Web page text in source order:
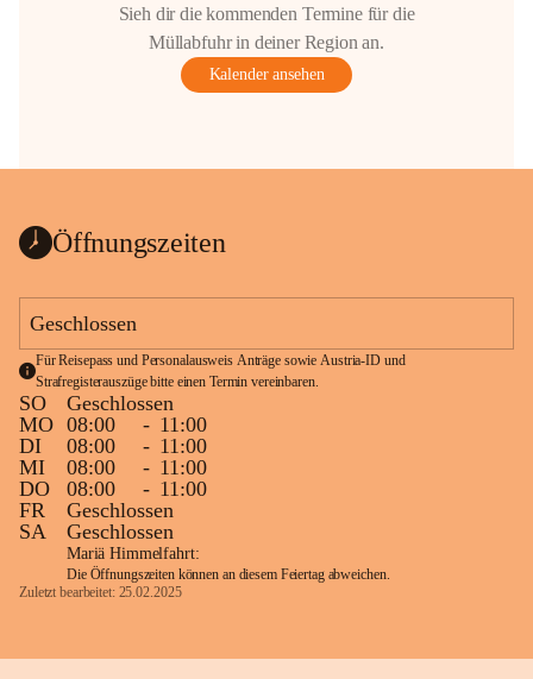
Sieh dir die kommenden Termine für die
Müllabfuhr in deiner Region an.
Kalender ansehen
Öffnungszeiten
Geschlossen
Für Reisepass und Personalausweis Anträge sowie Austria-ID und
Strafregisterauszüge bitte einen Termin vereinbaren.
SO
Geschlossen
MO 08:00 - 11:00
DI
08:00 - 11:00
MI
08:00 - 11:00
DO
08:00 - 11:00
FR
Geschlossen
SA
Geschlossen
Mariä Himmelfahrt:
Die Öffnungszeiten können an diesem Feiertag abweichen.
Zuletzt bearbeitet: 25.02.2025